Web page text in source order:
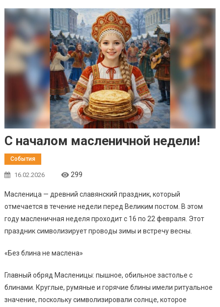
С началом масленичной недели!
События
16.02.2026 299
Масленица — древний славянский праздник, который
отмечается в течение недели перед Великим постом. В этом
году масленичная неделя проходит с 16 по 22 февраля. Этот
праздник символизирует проводы зимы и встречу весны.
«Без блина не маслена»
Главный обряд Масленицы: пышное, обильное застолье с
блинами. Круглые, румяные и горячие блины имели ритуальное
значение, поскольку символизировали солнце, которое